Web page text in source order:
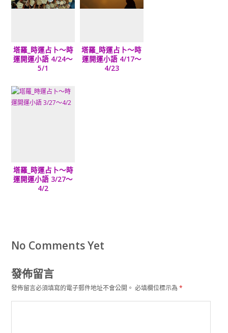
塔羅_時運占卜～時
運開運小語 4/24～
5/1
塔羅_時運占卜～時
運開運小語 4/17～
4/23
塔羅_時運占卜～時
運開運小語 3/27～
4/2
No Comments Yet
發佈留言
發佈留言必須填寫的電子郵件地址不會公開。 必填欄位標示為*